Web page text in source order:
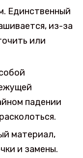
Единственный
из-за
или
падении
материал,
и замены.